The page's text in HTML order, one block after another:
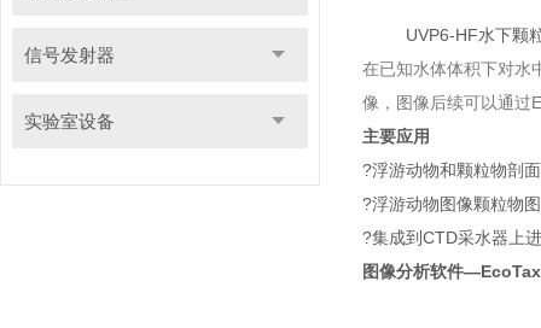
信号发射器
实验室设备
UVP6-HF水下颗
在已知水体体积下对水
像，图像后续可以通过
主要应用
?浮游动物和颗粒物剖
?浮游动物图像颗粒物
?集成到CTD采水器上
图像分析软件